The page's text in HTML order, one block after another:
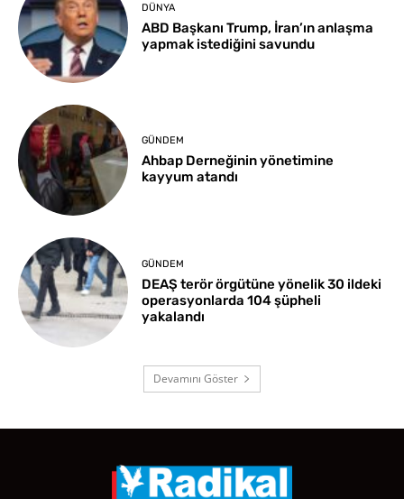
DÜNYA
ABD Başkanı Trump, İran’ın anlaşma
yapmak istediğini savundu
GÜNDEM
Ahbap Derneğinin yönetimine
kayyum atandı
GÜNDEM
DEAŞ terör örgütüne yönelik 30 ildeki
operasyonlarda 104 şüpheli
yakalandı
Devamını Göster